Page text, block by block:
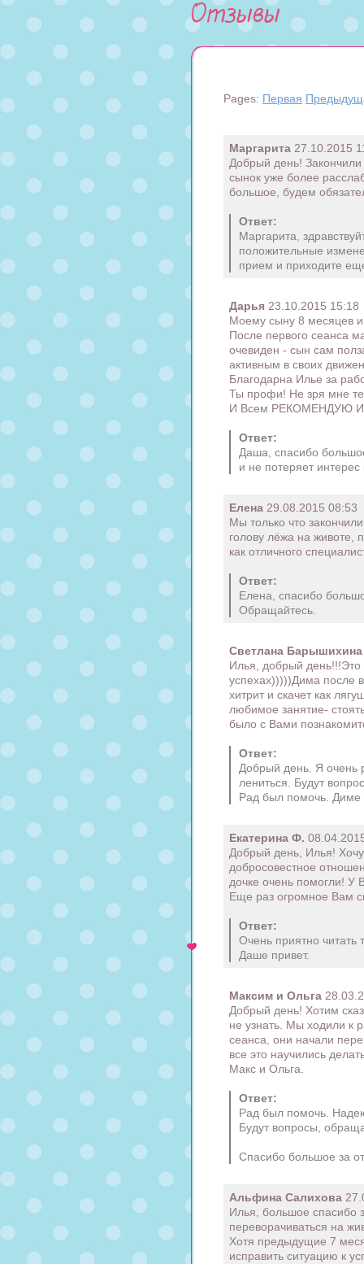
Отзывы
Pages: Первая
Маргарита 27.10.2015
Добрый день!
сынок уже более
большое, будем
Ответ:
Маргарита,
положительные
прием и приходите
Дарья 23.10.2015 15:18
Моему сыну 8 месяцев и
После первого сеанса
очевиден - сын сам
активным в своих
Благодарна Илье за
Ты профи! Не зря мне
И Всем РЕКОМЕНДУЮ
Ответ:
Даша, спасибо
и не потеряет
Елена 29.08.2015 08:53
Мы только что
голову лёжа на животе,
как отличного
Ответ:
Елена, спасибо
Обращайтесь.
Светлана Барышихина
Илья, добрый
успехах)))))Дима после
хитрит и скачет как
любимое занятие-
было с Вами
Ответ:
Добрый день. Я очень
лениться. Будут
Рад был помочь. Диме
Екатерина Ф.
Добрый день, Илья!
добросовестное
дочке очень помогли! У
Еще раз огромное Вам
Ответ:
Очень приятно читать
Даше привет.
Максим и Ольга
Добрый день! Хотим
не узнать. Мы ходили к
сеанса, они начали
все это научились
Макс и Ольга.
Ответ:
Рад был помочь.
Будут вопросы,
Спасибо большое за
Альфина Салихова
Илья, большое спасибо
переворачиваться на
Хотя предыдущие 7
исправить ситуацию к